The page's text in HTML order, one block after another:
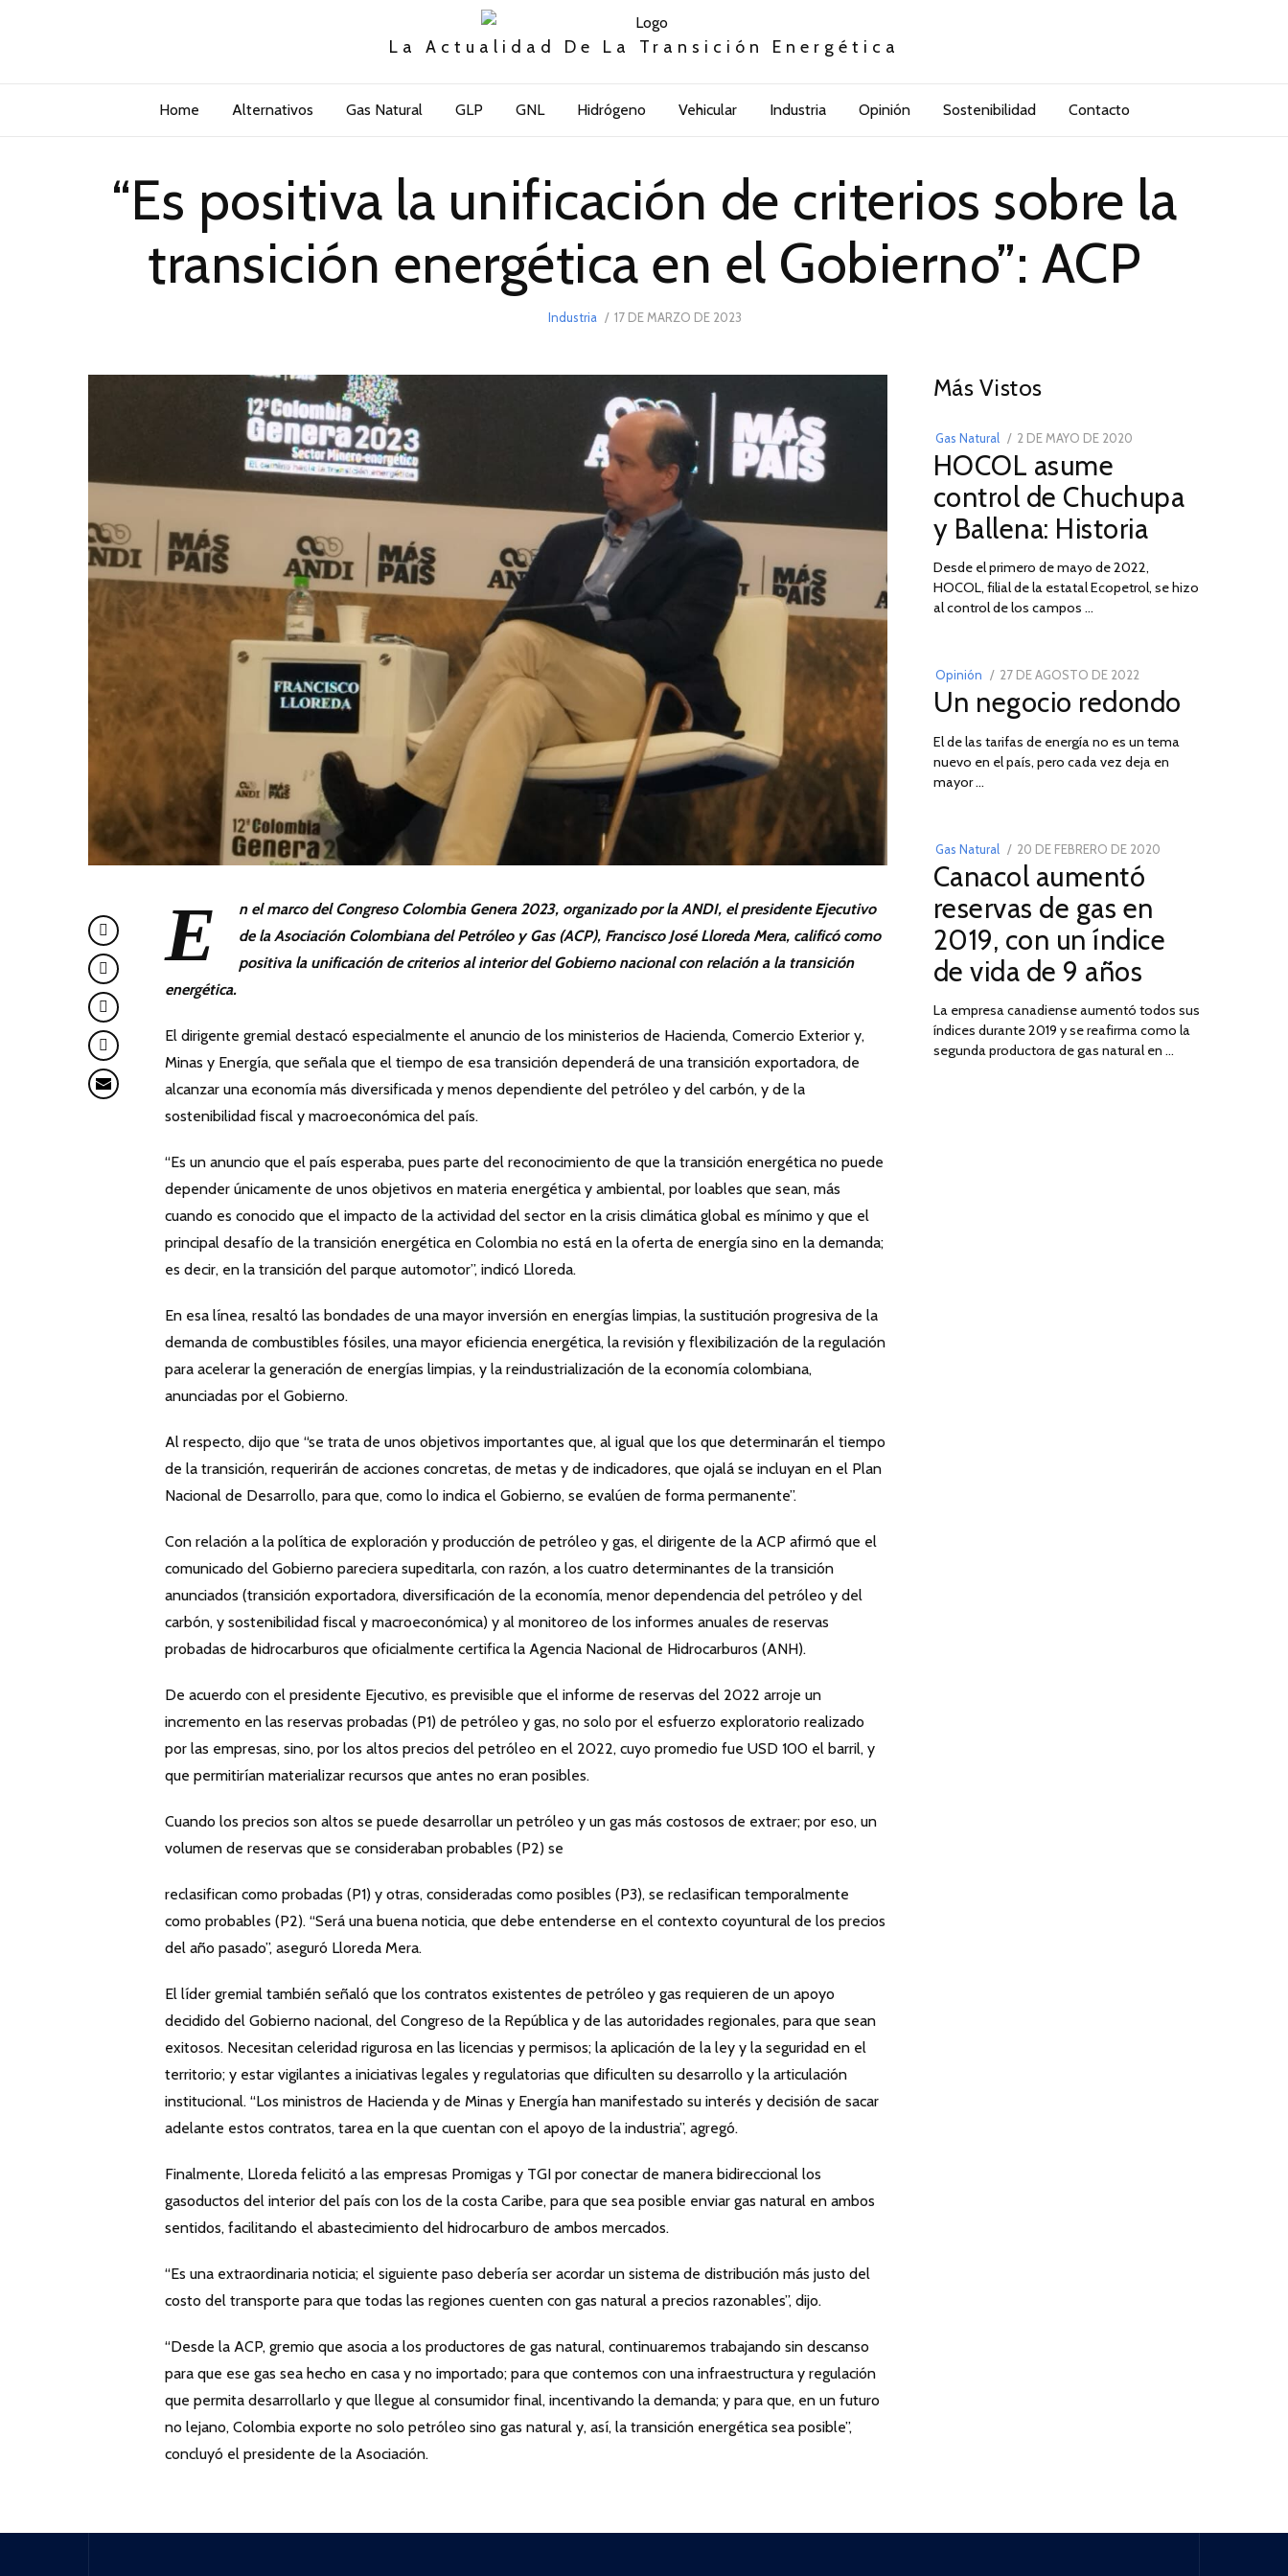
La Actualidad De La Transición Energética
Home Alternativos Gas Natural GLP GNL Hidrógeno Vehicular Industria Opinión Sostenibilidad Contacto
“Es positiva la unificación de criterios sobre la
transición energética en el Gobierno”: ACP
Industria
POSTED
17 DE MARZO DE 2023
E
n el marco del Congreso Colombia Genera 2023, organizado por la ANDI, el presidente Ejecutivo
de la Asociación Colombiana del Petróleo y Gas (ACP), Francisco José Lloreda Mera, calificó como
positiva la unificación de criterios al interior del Gobierno nacional con relación a la transición
energética.
El dirigente gremial destacó especialmente el anuncio de los ministerios de Hacienda, Comercio Exterior y,
Minas y Energía, que señala que el tiempo de esa transición dependerá de una transición exportadora, de
alcanzar una economía más diversificada y menos dependiente del petróleo y del carbón, y de la
sostenibilidad fiscal y macroeconómica del país.
“Es un anuncio que el país esperaba, pues parte del reconocimiento de que la transición energética no puede
depender únicamente de unos objetivos en materia energética y ambiental, por loables que sean, más
cuando es conocido que el impacto de la actividad del sector en la crisis climática global es mínimo y que el
principal desafío de la transición energética en Colombia no está en la oferta de energía sino en la demanda;
es decir, en la transición del parque automotor”, indicó Lloreda.
En esa línea, resaltó las bondades de una mayor inversión en energías limpias, la sustitución progresiva de la
demanda de combustibles fósiles, una mayor eficiencia energética, la revisión y flexibilización de la regulación
para acelerar la generación de energías limpias, y la reindustrialización de la economía colombiana,
anunciadas por el Gobierno.
Al respecto, dijo que “se trata de unos objetivos importantes que, al igual que los que determinarán el tiempo
de la transición, requerirán de acciones concretas, de metas y de indicadores, que ojalá se incluyan en el Plan
Nacional de Desarrollo, para que, como lo indica el Gobierno, se evalúen de forma permanente”.
Con relación a la política de exploración y producción de petróleo y gas, el dirigente de la ACP afirmó que el
comunicado del Gobierno pareciera supeditarla, con razón, a los cuatro determinantes de la transición
anunciados (transición exportadora, diversificación de la economía, menor dependencia del petróleo y del
carbón, y sostenibilidad fiscal y macroeconómica) y al monitoreo de los informes anuales de reservas
probadas de hidrocarburos que oficialmente certifica la Agencia Nacional de Hidrocarburos (ANH).
De acuerdo con el presidente Ejecutivo, es previsible que el informe de reservas del 2022 arroje un
incremento en las reservas probadas (P1) de petróleo y gas, no solo por el esfuerzo exploratorio realizado
por las empresas, sino, por los altos precios del petróleo en el 2022, cuyo promedio fue USD 100 el barril, y
que permitirían materializar recursos que antes no eran posibles.
Cuando los precios son altos se puede desarrollar un petróleo y un gas más costosos de extraer; por eso, un
volumen de reservas que se consideraban probables (P2) se
reclasifican como probadas (P1) y otras, consideradas como posibles (P3), se reclasifican temporalmente
como probables (P2). “Será una buena noticia, que debe entenderse en el contexto coyuntural de los precios
del año pasado”, aseguró Lloreda Mera.
El líder gremial también señaló que los contratos existentes de petróleo y gas requieren de un apoyo
decidido del Gobierno nacional, del Congreso de la República y de las autoridades regionales, para que sean
exitosos. Necesitan celeridad rigurosa en las licencias y permisos; la aplicación de la ley y la seguridad en el
territorio; y estar vigilantes a iniciativas legales y regulatorias que dificulten su desarrollo y la articulación
institucional. “Los ministros de Hacienda y de Minas y Energía han manifestado su interés y decisión de sacar
adelante estos contratos, tarea en la que cuentan con el apoyo de la industria”, agregó.
Finalmente, Lloreda felicitó a las empresas Promigas y TGI por conectar de manera bidireccional los
gasoductos del interior del país con los de la costa Caribe, para que sea posible enviar gas natural en ambos
sentidos, facilitando el abastecimiento del hidrocarburo de ambos mercados.
“Es una extraordinaria noticia; el siguiente paso debería ser acordar un sistema de distribución más justo del
costo del transporte para que todas las regiones cuenten con gas natural a precios razonables”, dijo.
“Desde la ACP, gremio que asocia a los productores de gas natural, continuaremos trabajando sin descanso
para que ese gas sea hecho en casa y no importado; para que contemos con una infraestructura y regulación
que permita desarrollarlo y que llegue al consumidor final, incentivando la demanda; y para que, en un futuro
no lejano, Colombia exporte no solo petróleo sino gas natural y, así, la transición energética sea posible”,
concluyó el presidente de la Asociación.
Más Vistos
Gas Natural
POSTED
ON
2 DE MAYO DE 2020
DE
2026
HOCOL asume
control de Chuchupa
y Ballena: Historia
Desde el primero de mayo de 2022,
HOCOL, filial de la estatal Ecopetrol, se hizo
al control de los campos …
Opinión
POSTED
ON
27 DE AGOSTO DE 202230
DE
DE
2022
Un negocio redondo
El de las tarifas de energía no es un tema
nuevo en el país, pero cada vez deja en
mayor …
03
Gas Natural
POSTED
ON
20 DE FEBRERO DE 2020
2025
Canacol aumentó
reservas de gas en
2019, con un índice
de vida de 9 años
La empresa canadiense aumentó todos sus
índices durante 2019 y se reafirma como la
segunda productora de gas natural en …